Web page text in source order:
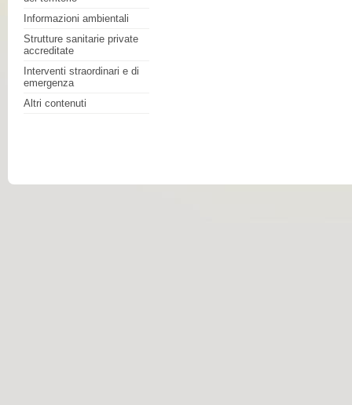
Informazioni ambientali
Strutture sanitarie private
accreditate
Interventi straordinari e di
emergenza
Altri contenuti